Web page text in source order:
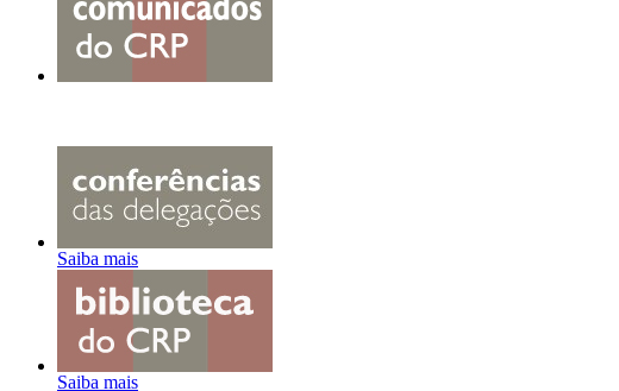
Saiba mais
Saiba mais